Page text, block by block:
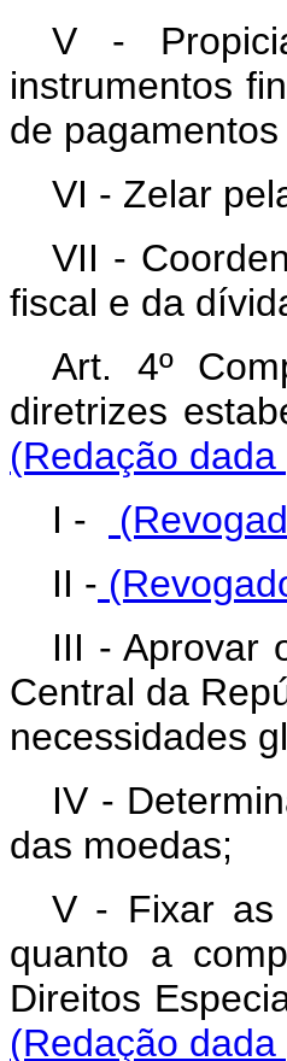
V -
instrumentos
de
VI - Zelar
VII -
fiscal e da
Art. 4º
diretrizes
(Redação
I -
II -
III - Aprovar
Central da
necessidades
IV -
das moedas;
V - Fixar as
quanto a
Direitos
(Redação